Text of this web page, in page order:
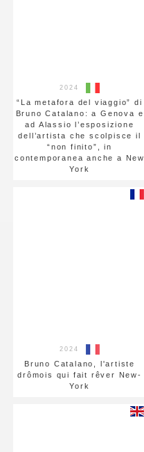
2024
“La metafora del viaggio” di
Bruno Catalano: a Genova e
ad Alassio l’esposizione
dell’artista che scolpisce il
“non finito”, in
contemporanea anche a New
York
2024
Bruno Catalano, l'artiste
drômois qui fait rêver New-
York